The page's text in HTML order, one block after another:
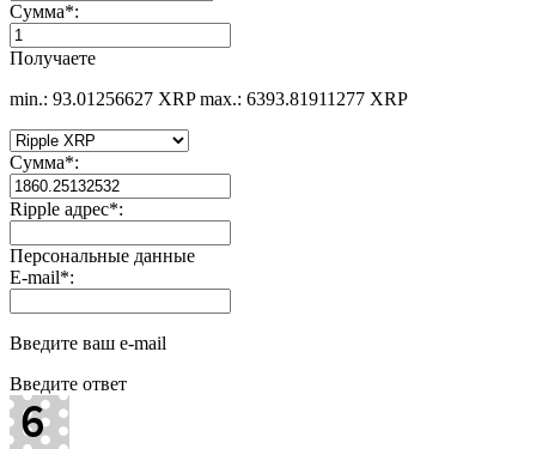
Сумма*:
Получаете
min.: 93.01256627 XRP max.: 6393.81911277 XRP
Сумма*:
Ripple адрес*:
Персональные данные
E-mail*:
Введите ваш e-mail
Введите ответ